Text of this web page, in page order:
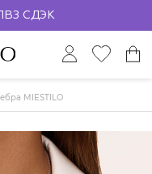
СДЭК
MIESTILO